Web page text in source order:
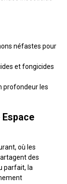
néfastes pour
et fongicides
profondeur les
où les
des
parfait, la